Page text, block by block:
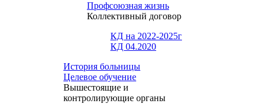
Профсоюзная жизнь
Коллективный договор
КД на 2022-2025г
КД 04.2020
История больницы
Целевое обучение
Вышестоящие и
контролирующие органы